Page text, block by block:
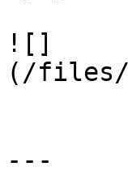
![]
(/files/
---